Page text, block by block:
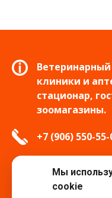
клиники и
стационар,
зоомагазины.
+7 (906) 550-55-
Мы
cookie